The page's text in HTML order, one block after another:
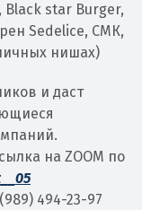
star Burger,
Sedelice, СМК,
нишах)
и даст
на ZOOM по
494-23-97